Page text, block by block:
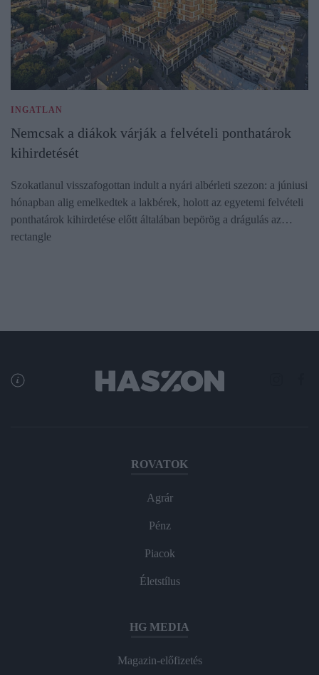
INGATLAN
Nemcsak a diákok várják a felvételi ponthatárok
kihirdetését
Szokatlanul visszafogottan indult a nyári albérleti szezon: a júniusi
hónapban alig emelkedtek a lakbérek, holott az egyetemi felvételi
ponthatárok kihirdetése előtt általában bepörög a drágulás az…
rectangle
ROVATOK
Agrár
Pénz
Piacok
Életstílus
HG MEDIA
Magazin-előfizetés